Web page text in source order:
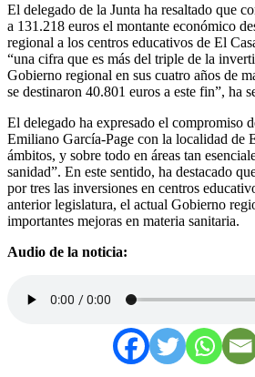
El delegado de la Junta ha resaltado que
a 131.218 euros el montante económico
regional a los centros educativos de El
“una cifra que es más del triple de la
Gobierno regional en sus cuatro años de
se destinaron 40.801 euros a este fin”, ha
El delegado ha expresado el compromiso
Emiliano García-Page con la localidad de
ámbitos, y sobre todo en áreas tan
sanidad”. En este sentido, ha destacado
por tres las inversiones en centros
anterior legislatura, el actual Gobierno
importantes mejoras en materia sanitaria.
Audio de la noticia: